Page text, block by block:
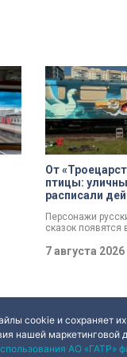
От
птицы:
расписали
Персонажи
сказок появятся
«Выборгское»
масштабный
Мастерам
действующих
превратили их в
объекты.
баллончик с
7 августа 2026
cookie и сохраняет
нашей
АО «ГАТР»